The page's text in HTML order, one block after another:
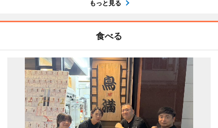
もっと見る
食べる